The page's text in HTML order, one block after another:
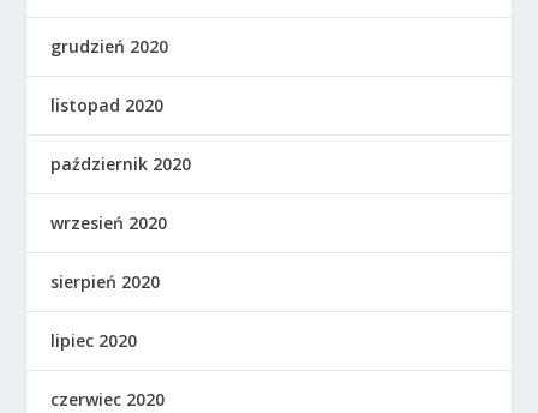
grudzień 2020
listopad 2020
październik 2020
wrzesień 2020
sierpień 2020
lipiec 2020
czerwiec 2020